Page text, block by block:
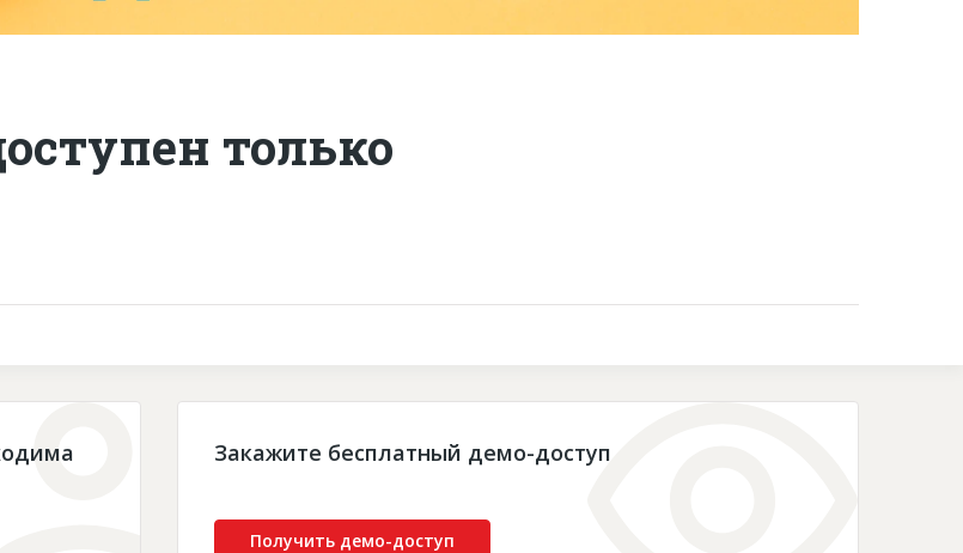
только
Закажите бесплатный демо-доступ
Получить демо-доступ